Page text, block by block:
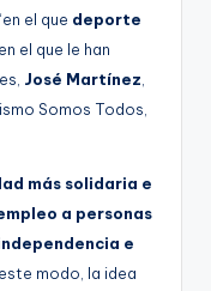
el que deporte
el que le han
José Martínez
Somos Todos,
más solidaria e
a personas
e
modo, la idea